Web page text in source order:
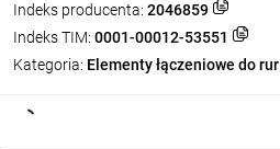
Indeks producenta: 2046859
Indeks TIM: 0001-00012-53551
Kategoria: Elementy łączeniowe do rur